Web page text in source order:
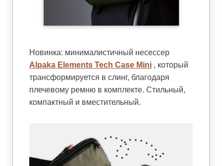
Новинка: минималистичный несессер
Alpaka Elements Tech Case Mini , который
трансформируется в слинг, благодаря
плечевому ремню в комплекте. Стильный,
компактный и вместительный.